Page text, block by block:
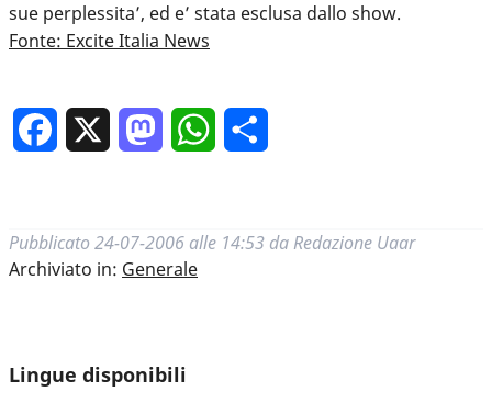
sue perplessita’, ed e’ stata esclusa dallo show.
Fonte: Excite Italia News
Facebook MastodonWhatsApp
Pubblicato 24-07-2006 alle 14:53 da Redazione Uaar
Archiviato in: Generale
Lingue disponibili